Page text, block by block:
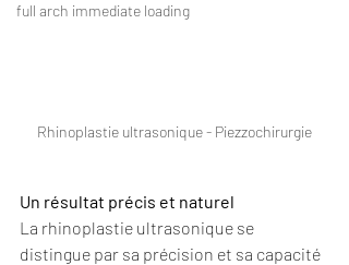
full arch immediate loading
Rhinoplastie ultrasonique - Piezzochirurgie
Un résultat précis et naturel
La rhinoplastie ultrasonique se
distingue par sa précision et sa capacité